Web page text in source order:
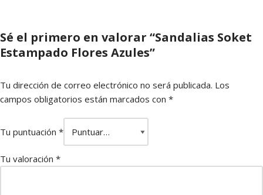
Sé el primero en valorar “Sandalias Soket
Estampado Flores Azules”
Tu dirección de correo electrónico no será publicada. Los
campos obligatorios están marcados con *
Tu puntuación *
Tu valoración *